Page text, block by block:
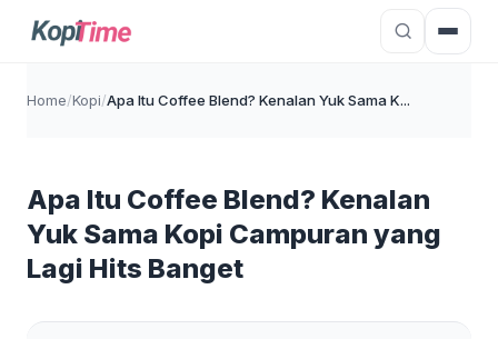
Home/Kopi/Apa Itu Coffee Blend? Kenalan Yuk Sama K...
Apa Itu Coffee Blend? Kenalan
Yuk Sama Kopi Campuran yang
Lagi Hits Banget